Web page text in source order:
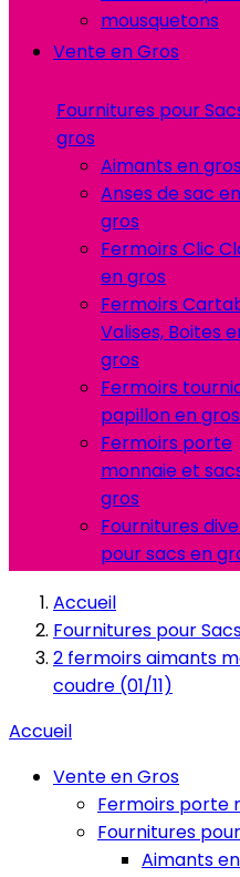
mousquetons
Vente en Gros
Fournitures pour
gros
Aimants en gros
Anses de sac en
gros
Fermoirs Clic
en gros
Fermoirs
Valises, Boites
gros
Fermoirs
papillon en gros
Fermoirs porte
monnaie et
gros
Fournitures
pour sacs en
Accueil
Fournitures pour
2 fermoirs aimants
coudre (01/11)
Accueil
Vente en Gros
Fermoirs porte
Fournitures
Aimants